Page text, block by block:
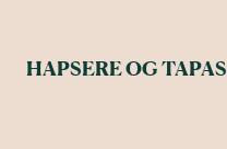
HAPSERE OG TAPAS